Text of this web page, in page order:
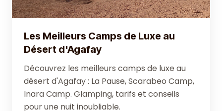
Les Meilleurs Camps de Luxe au
Désert d'Agafay
Découvrez les meilleurs camps de luxe au
désert d'Agafay : La Pause, Scarabeo Camp,
Inara Camp. Glamping, tarifs et conseils
pour une nuit inoubliable.